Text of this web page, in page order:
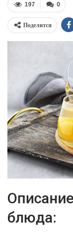
0
197
Поделится
блюда: